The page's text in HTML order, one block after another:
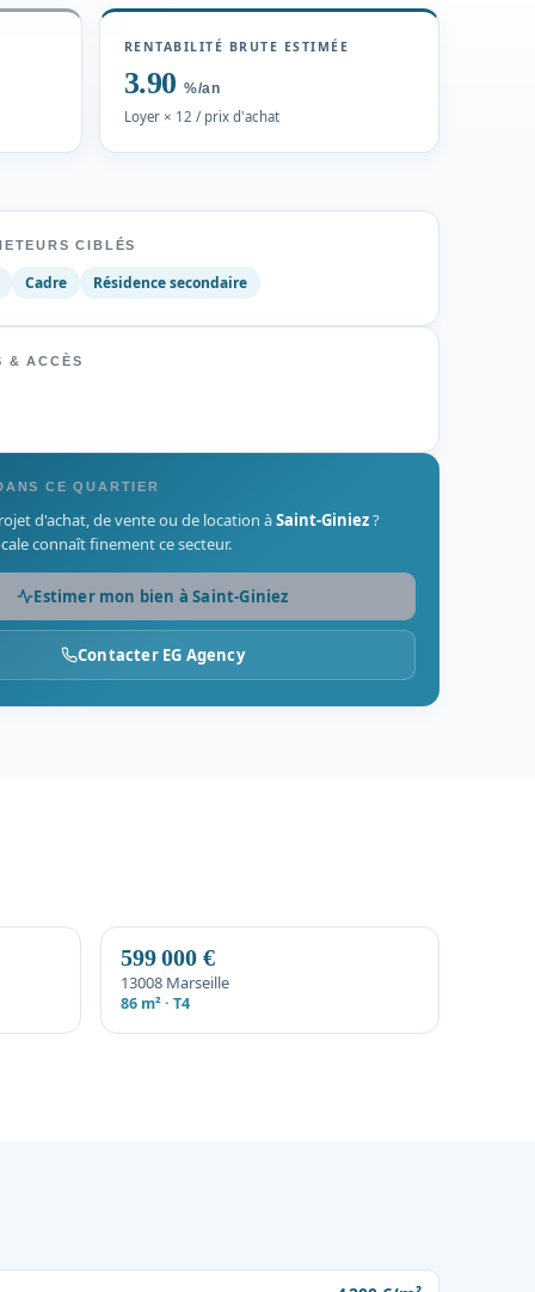
RENTABILITÉ BRUTE ESTIMÉE
3.90 %/an
Loyer × 12 / prix d'achat
CIBLÉS
Cadre Résidence secondaire
& ACCÈS
CE QUARTIER
d'achat, de vente ou de location àSaint-Giniez?
connaît finement ce secteur.
Estimer mon bien à Saint-Giniez
Contacter EG Agency
599 000 €
13008 Marseille
86 m² · T4